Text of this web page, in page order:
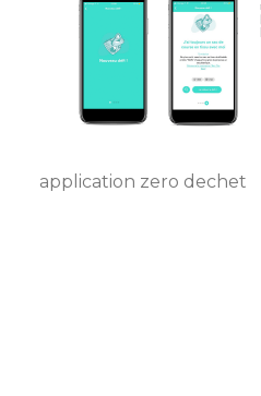
application zero dechet